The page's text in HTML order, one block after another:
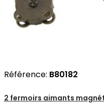
Référence: B80182
2 fermoirs aimants